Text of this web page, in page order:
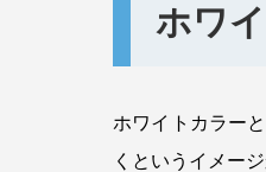
ホワ
ホワイトカラー
くというイメー